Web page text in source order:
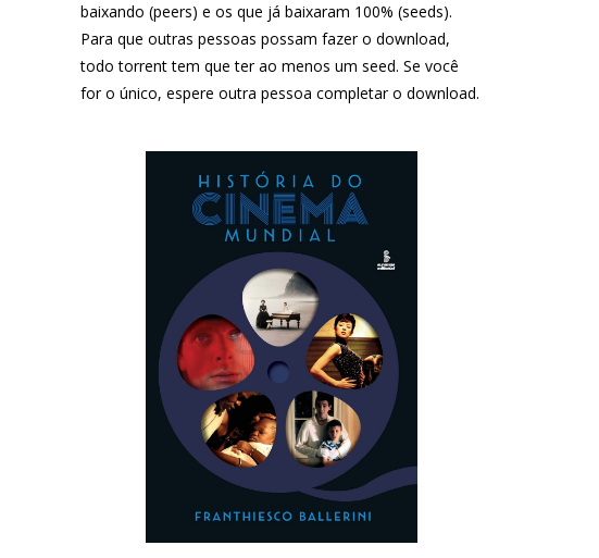
baixando (peers) e os que já baixaram 100% (seeds).
Para que outras pessoas possam fazer o download,
todo torrent tem que ter ao menos um seed. Se você
for o único, espere outra pessoa completar o download.